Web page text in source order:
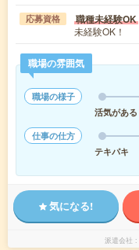
応募資格 職種未経験OK
未経験OK！
職場の雰囲気
職場の様子
活気がある
仕事の仕方
テキパキ
気になる!
派遣会社